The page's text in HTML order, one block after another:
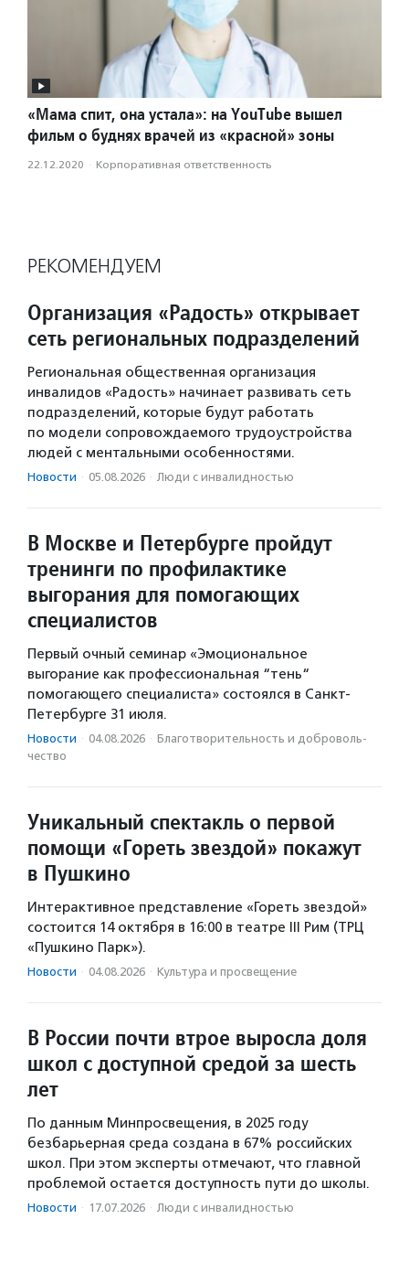
«Мама спит, она устала»: на YouTube вышел
фильм о буднях врачей из «красной» зоны
22.12.2020 · Корпоративная ответственность
РЕКОМЕНДУЕМ
Организация «Радость» открывает
сеть региональных подразделений
Региональная общественная организация
инвалидов «Радость» начинает развивать сеть
подразделений, которые будут работать
по модели сопровождаемого трудоустройства
людей с ментальными особенностями.
Новости · 05.08.2026 · Люди с инвалидностью
В Москве и Петербурге пройдут
тренинги по профилактике
выгорания для помогающих
специалистов
Первый очный семинар «Эмоциональное
выгорание как профессиональная “тень“
помогающего специалиста» состоялся в Санкт-
Петербурге 31 июля.
Новости · 04.08.2026 · Благотвори­тель­ность и доброволь­
чест­во
Уникальный спектакль о первой
помощи «Гореть звездой» покажут
в Пушкино
Интерактивное представление «Гореть звездой»
состоится 14 октября в 16:00 в театре III Рим (ТРЦ
«Пушкино Парк»).
Новости · 04.08.2026 · Культура и просвещение
В России почти втрое выросла доля
школ с доступной средой за шесть
лет
По данным Минпросвещения, в 2025 году
безбарьерная среда создана в 67% российских
школ. При этом эксперты отмечают, что главной
проблемой остается доступность пути до школы.
Новости · 17.07.2026 · Люди с инвалидностью